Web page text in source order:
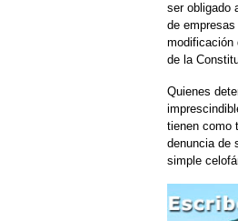
ser obligado
de
modificación
de la
Quienes
tienen como
denuncia de
simple